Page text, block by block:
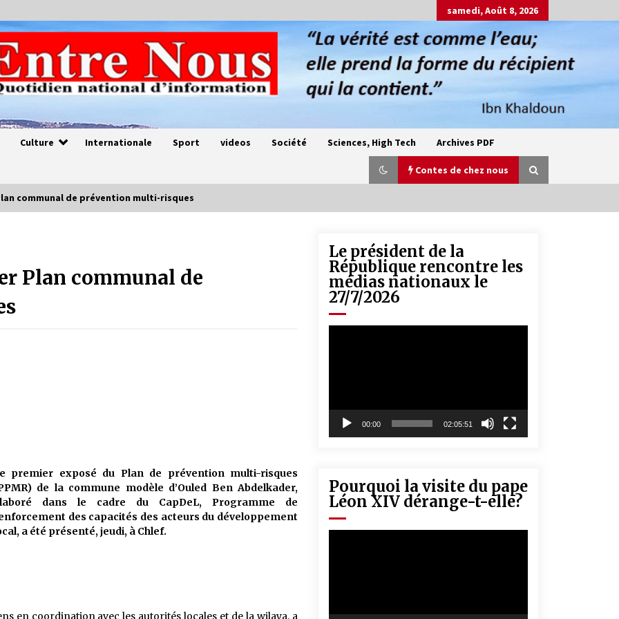
samedi, Août 8, 2026
Culture Internationale Sport videos Société Sciences, High Tech Archives PDF
Contes de chez nous
Oum el Gaïla / L’ogresse du M’zab
4 ans ago
5 ans ago
communal de prévention multi-risques
Plan communal de
premier exposé du Plan de prévention multi-risques
de la commune modèle d’Ouled Ben Abdelkader,
dans le cadre du CapDeL, Programme de
des capacités des acteurs du développement
a été présenté, jeudi, à Chlef.
en coordination avec les autorités locales et de la wilaya, a
Le président de la
République rencontre les
médias nationaux le
27/7/2026
00:00 02:05:51
Pourquoi la visite du pape
Léon XIV dérange-t-elle?